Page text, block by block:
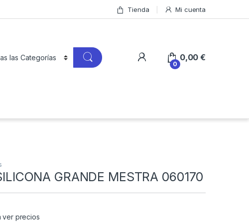
Tienda Mi cuenta
0
0,00€
GRANDE MESTRA 060170
ver precios